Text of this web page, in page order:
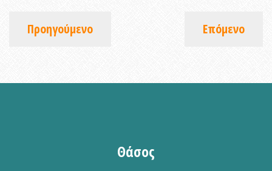
Προηγούμενο Επόμενο
Θάσος